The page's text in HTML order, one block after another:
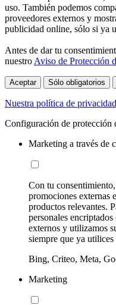
uso. También podemos
proveedores externos y
publicidad online, sólo si ya
Antes de dar tu
nuestroAviso de Protección
Aceptar Sólo obligatorios
Nuestra política de privacidad
Configuración de protección
Marketing a través de
Con tu
promociones externas
productos relevantes.
personales
externos y utilizamos
siempre que ya utilices
Bing, Criteo, Meta,
Marketing